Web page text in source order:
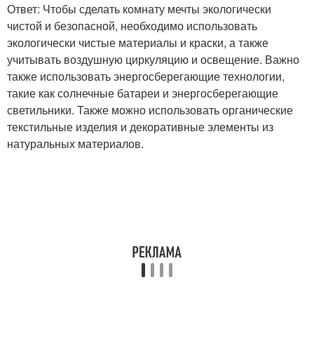
Ответ: Чтобы сделать комнату мечты экологически
чистой и безопасной, необходимо использовать
экологически чистые материалы и краски, а также
учитывать воздушную циркуляцию и освещение. Важно
также использовать энергосберегающие технологии,
такие как солнечные батареи и энергосберегающие
светильники. Также можно использовать органические
текстильные изделия и декоративные элементы из
натуральных материалов.